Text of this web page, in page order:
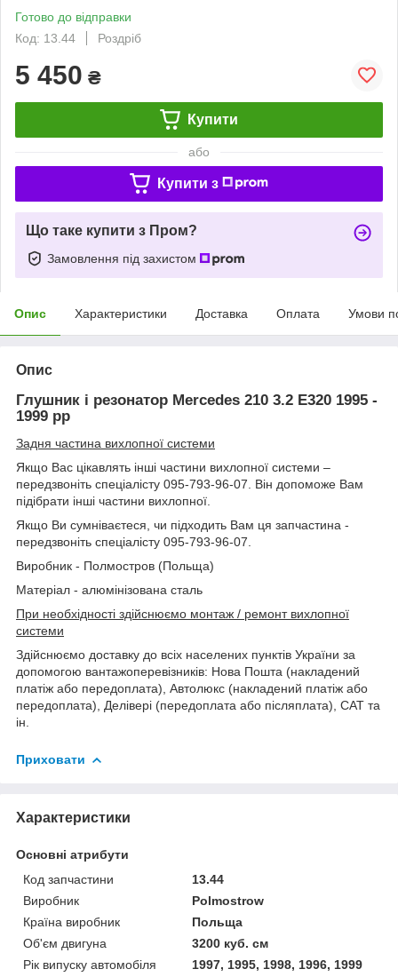
Готово до відправки
Код: 13.44
Роздріб
5 450 ₴
Купити
або
Купити з
Що таке купити з Пром?
Замовлення під захистом
Опис Характеристики Доставка Оплата Умови
Опис
Глушник і резонатор Mercedes 210 3.2 E320 1995 -
1999 рр
Задня частина вихлопної системи
Якщо Вас цікавлять інші частини вихлопної системи –
передзвоніть спеціалісту 095-793-96-07. Він допоможе Вам
підібрати інші частини вихлопної.
Якщо Ви сумніваєтеся, чи підходить Вам ця запчастина -
передзвоніть спеціалісту 095-793-96-07.
Виробник - Полмостров (Польща)
Матеріал - алюмінізована сталь
При необхідності здійснюємо монтаж / ремонт вихлопної
системи
Здійснюємо доставку до всіх населених пунктів України за
допомогою вантажоперевізників: Нова Пошта (накладений
платіж або передоплата), Автолюкс (накладений платіж або
передоплата), Делівері (передоплата або післяплата), САТ та
ін.
Приховати
Характеристики
Основні атрибути
Код запчастини
13.44
Виробник
Polmostrow
Країна виробник
Польща
Об'єм двигуна
3200 куб. см
Рік випуску автомобіля
1997, 1995, 1998, 1996, 1999